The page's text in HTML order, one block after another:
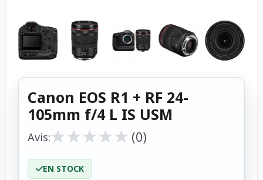
Canon EOS R1 + RF 24-
105mm f/4 L IS USM
Avis:★
★★
★★
★★
★★
★ (0)
EN STOCK